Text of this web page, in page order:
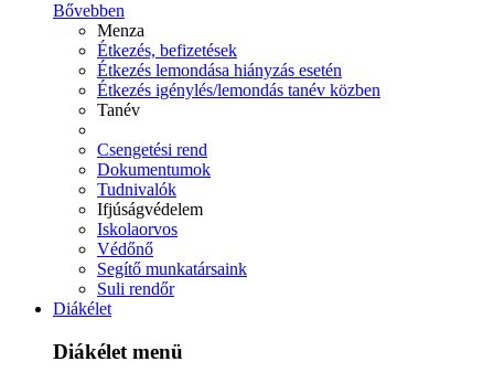
Bővebben
Menza
Étkezés, befizetések
Étkezés lemondása hiányzás esetén
Étkezés igénylés/lemondás tanév közben
Tanév
Csengetési rend
Dokumentumok
Tudnivalók
Ifjúságvédelem
Iskolaorvos
Védőnő
Segítő munkatársaink
Suli rendőr
Diákélet
Diákélet menü